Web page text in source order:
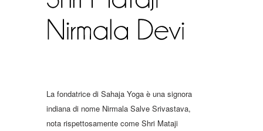
La fondatrice di Sahaja Yoga è una signora
indiana di nome Nirmala Salve Srivastava,
nota rispettosamente come Shri Mataji